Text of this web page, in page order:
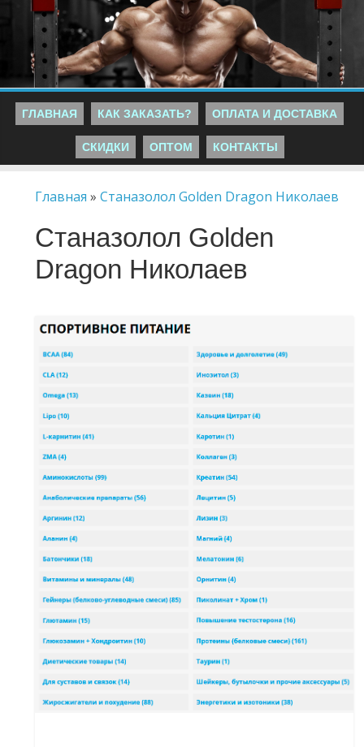
ГЛАВНАЯ КАК ЗАКАЗАТЬ? ОПЛАТА И ДОСТАВКА
СКИДКИ ОПТОМ КОНТАКТЫ
Главная »Станазолол Golden Dragon Николаев
Станазолол Golden
Dragon Николаев